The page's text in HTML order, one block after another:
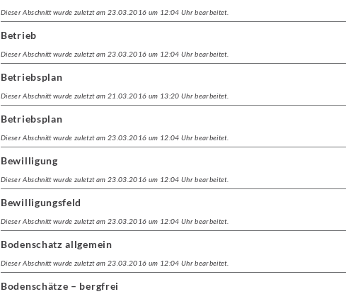
Dieser Abschnitt wurde zuletzt am 23.03.2016 um 12:04 Uhr bearbeitet.
Betrieb
Dieser Abschnitt wurde zuletzt am 23.03.2016 um 12:04 Uhr bearbeitet.
Betriebsplan
Dieser Abschnitt wurde zuletzt am 21.03.2016 um 13:20 Uhr bearbeitet.
Betriebsplan
Dieser Abschnitt wurde zuletzt am 23.03.2016 um 12:04 Uhr bearbeitet.
Bewilligung
Dieser Abschnitt wurde zuletzt am 23.03.2016 um 12:04 Uhr bearbeitet.
Bewilligungsfeld
Dieser Abschnitt wurde zuletzt am 23.03.2016 um 12:04 Uhr bearbeitet.
Bodenschatz allgemein
Dieser Abschnitt wurde zuletzt am 23.03.2016 um 12:04 Uhr bearbeitet.
Bodenschätze – bergfrei